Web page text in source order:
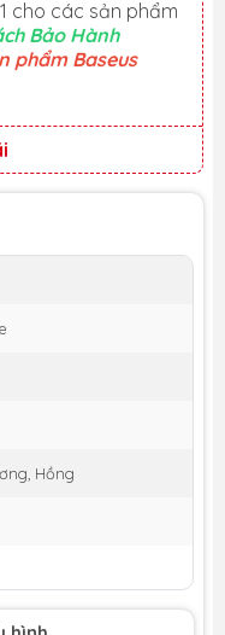
cho các sản phẩm
Bảo Hành
phẩm Baseus
Hồng